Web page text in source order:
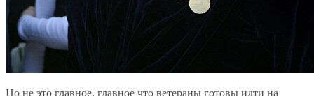
Но не это главное, главное что ветераны готовы идти на